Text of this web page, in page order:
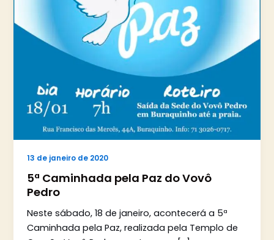
13 de janeiro de 2020
5ª Caminhada pela Paz do Vovô
Pedro
Neste sábado, 18 de janeiro, acontecerá a 5ª
Caminhada pela Paz, realizada pela Templo de